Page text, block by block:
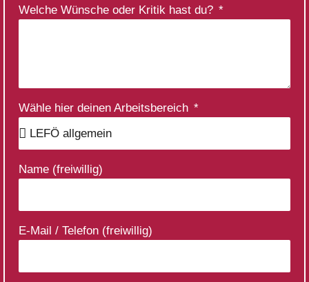
Welche Wünsche oder Kritik hast du?
Wähle hier deinen Arbeitsbereich
Name (freiwillig)
E-Mail / Telefon (freiwillig)